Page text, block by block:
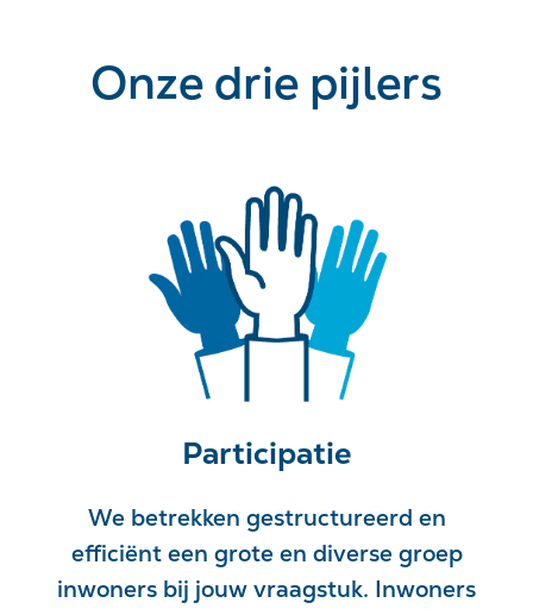
Onze drie pijlers
Participatie
We betrekken gestructureerd en
efficiënt een grote en diverse groep
inwoners bij jouw vraagstuk. Inwoners